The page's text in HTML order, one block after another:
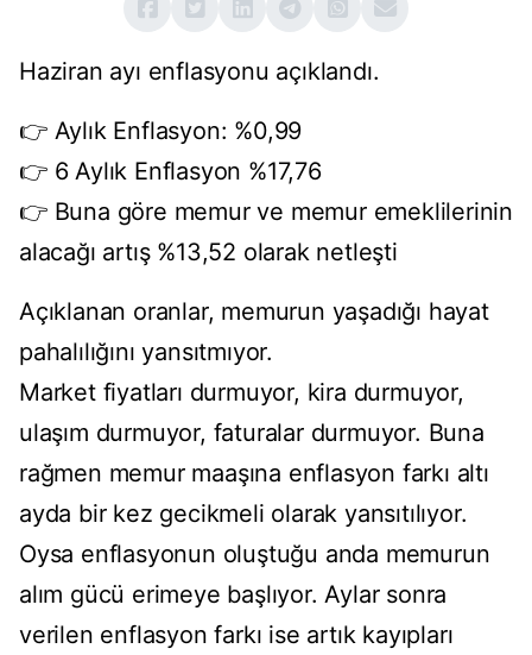
Haziran ayı enflasyonu açıklandı.
👉 Aylık Enflasyon: %0,99
👉 6 Aylık Enflasyon %17,76
👉 Buna göre memur ve memur emeklilerinin
alacağı artış %13,52 olarak netleşti
Açıklanan oranlar, memurun yaşadığı hayat
pahalılığını yansıtmıyor.
Market fiyatları durmuyor, kira durmuyor,
ulaşım durmuyor, faturalar durmuyor. Buna
rağmen memur maaşına enflasyon farkı altı
ayda bir kez gecikmeli olarak yansıtılıyor.
Oysa enflasyonun oluştuğu anda memurun
alım gücü erimeye başlıyor. Aylar sonra
verilen enflasyon farkı ise artık kayıpları